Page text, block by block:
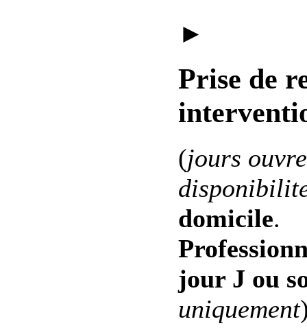
►
Prise de
(jours
domicile.
jour J ou
uniquement